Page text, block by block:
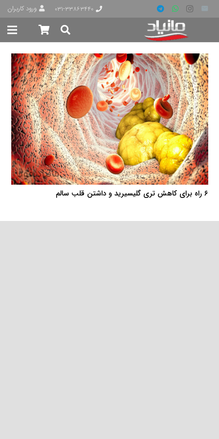
۰۳۱-۳۳۸۶۳۴۴۰ ورود کاربران
۶ راه برای کاهش تری گلیسیرید و داشتن قلب سالم